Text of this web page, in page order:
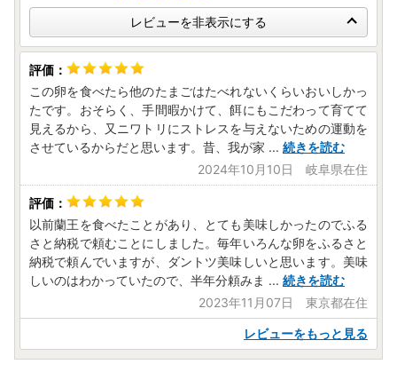
レビューを非表示にする
この卵を食べたら他のたまごはたべれないくらいおいしかっ
たです。おそらく、手間暇かけて、餌にもこだわって育てて
見えるから、又ニワトリにストレスを与えないための運動を
させているからだと思います。昔、我が家 ... 続きを読む
2024年10月10日 岐阜県在住
以前蘭王を食べたことがあり、とても美味しかったのでふる
さと納税で頼むことにしました。毎年いろんな卵をふるさと
納税で頼んでいますが、ダントツ美味しいと思います。美味
しいのはわかっていたので、半年分頼みま ... 続きを読む
2023年11月07日 東京都在住
レビューをもっと見る